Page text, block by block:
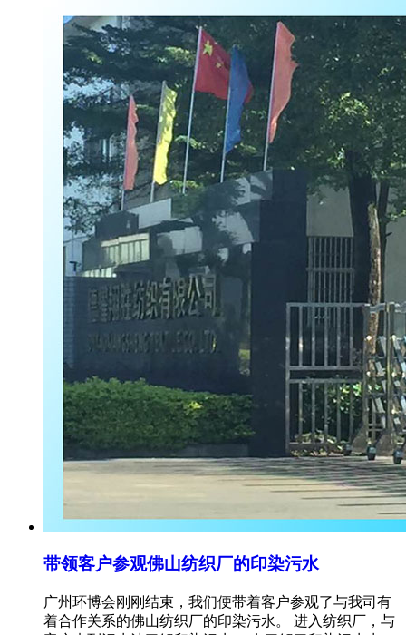
带领客户参观佛山纺织厂的印染污水
广州环博会刚刚结束，我们便带着客户参观了与我司有
着合作关系的佛山纺织厂的印染污水。 进入纺织厂，与